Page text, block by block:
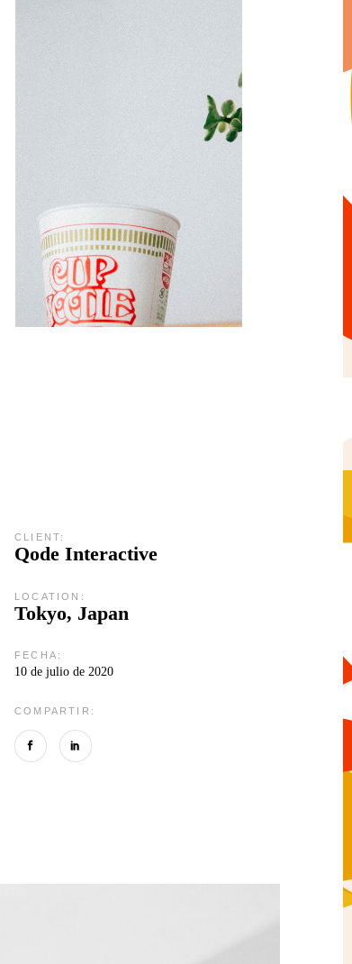
CLIENT:
Qode Interactive
LOCATION:
Tokyo, Japan
FECHA:
10 de julio de 2020
COMPARTIR: